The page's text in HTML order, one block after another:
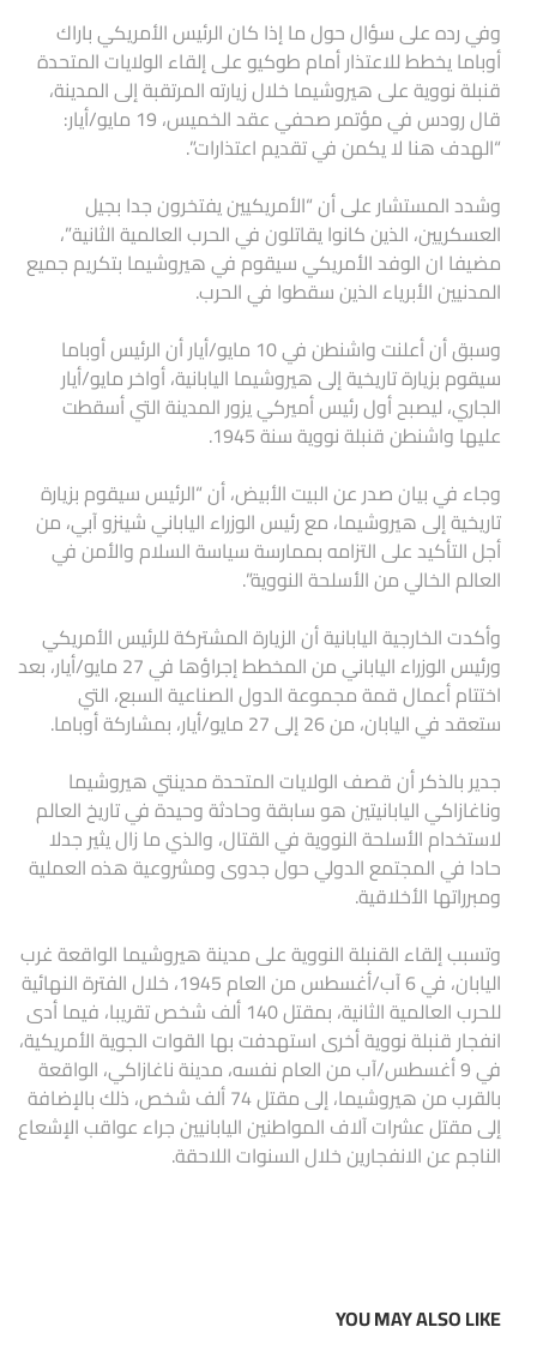
وفي رده على سؤال حول ما إذا كان الرئيس الأمريكي باراك
أوباما يخطط للاعتذار أمام طوكيو على إلقاء الولايات المتحدة
قنبلة نووية على هيروشيما خلال زيارته المرتقبة إلى المدينة،
قال رودس في مؤتمر صحفي عقد الخميس، 19 مايو/أيار:
“الهدف هنا لا يكمن في تقديم اعتذارات”.
وشدد المستشار على أن “الأمريكيين يفتخرون جدا بجيل
العسكريين، الذين كانوا يقاتلون في الحرب العالمية الثانية”،
مضيفا ان الوفد الأمريكي سيقوم في هيروشيما بتكريم جميع
المدنيين الأبرياء الذين سقطوا في الحرب.
وسبق أن أعلنت واشنطن في 10 مايو/أيار أن الرئيس أوباما
سيقوم بزيارة تاريخية إلى هيروشيما اليابانية، أواخر مايو/أيار
الجاري، ليصبح أول رئيس أميركي يزور المدينة التي أسقطت
عليها واشنطن قنبلة نووية سنة 1945.
وجاء في بيان صدر عن البيت الأبيض، أن “الرئيس سيقوم بزيارة
تاريخية إلى هيروشيما، مع رئيس الوزراء الياباني شينزو آبي، من
أجل التأكيد على التزامه بممارسة سياسة السلام والأمن في
العالم الخالي من الأسلحة النووية”.
وأكدت الخارجية اليابانية أن الزيارة المشتركة للرئيس الأمريكي
ورئيس الوزراء الياباني من المخطط إجراؤها في 27 مايو/أيار، بعد
اختتام أعمال قمة مجموعة الدول الصناعية السبع، التي
ستعقد في اليابان، من 26 إلى 27 مايو/أيار، بمشاركة أوباما.
جدير بالذكر أن قصف الولايات المتحدة مدينتي هيروشيما
وناغازاكي اليابانيتين هو سابقة وحادثة وحيدة في تاريخ العالم
لاستخدام الأسلحة النووية في القتال، والذي ما زال يثير جدلا
حادا في المجتمع الدولي حول جدوى ومشروعية هذه العملية
ومبرراتها الأخلاقية.
وتسبب إلقاء القنبلة النووية على مدينة هيروشيما الواقعة غرب
اليابان، في 6 آب/أغسطس من العام 1945، خلال الفترة النهائية
للحرب العالمية الثانية، بمقتل 140 ألف شخص تقريبا، فيما أدى
انفجار قنبلة نووية أخرى استهدفت بها القوات الجوية الأمريكية،
في 9 أغسطس/آب من العام نفسه، مدينة ناغازاكي، الواقعة
بالقرب من هيروشيما، إلى مقتل 74 ألف شخص، ذلك بالإضافة
إلى مقتل عشرات آلاف المواطنين اليابانيين جراء عواقب الإشعاع
الناجم عن الانفجارين خلال السنوات اللاحقة.
YOU MAY ALSO LIKE